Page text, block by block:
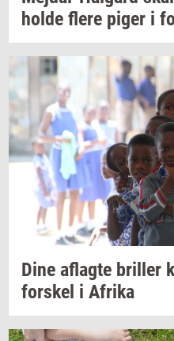
holde flere piger i
Dine af­lag­te bril­ler
for­skel i Afri­ka